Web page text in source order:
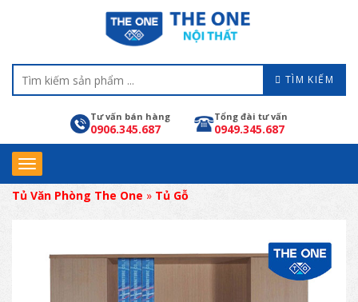
TÌM KIẾM
Tư vấn bán hàng
0906.345.687
Tổng đài tư vấn
0949.345.687
Tủ Văn Phòng The One » Tủ Gỗ